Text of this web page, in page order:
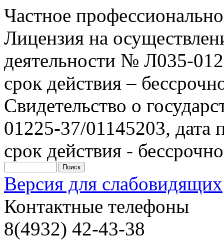
Частное
Лицензия на
деятельности № Л035-
срок действия –
Свидетельство о
01225-37/01145203, дата
срок действия - бессрочно
Версия для слабовидящих
Контактные телефоны
8(4932) 42-43-38